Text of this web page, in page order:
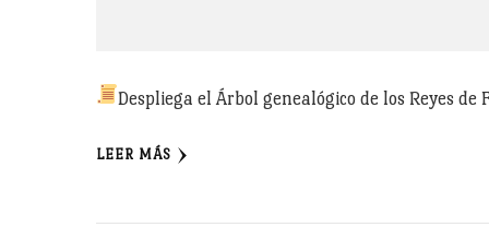
Despliega el Árbol genealógico de los Reyes de
LEER MÁS